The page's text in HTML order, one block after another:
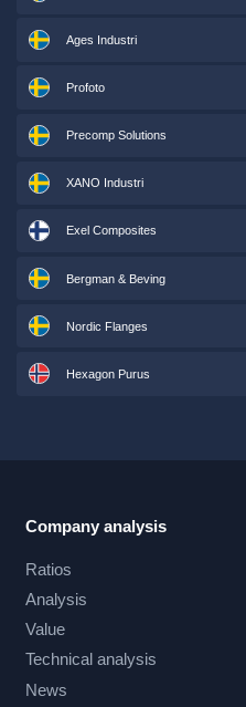
Ages Industri
Profoto
Precomp Solutions
XANO Industri
Exel Composites
Bergman & Beving
Nordic Flanges
Hexagon Purus
Company analysis
Ratios
Analysis
Value
Technical analysis
News